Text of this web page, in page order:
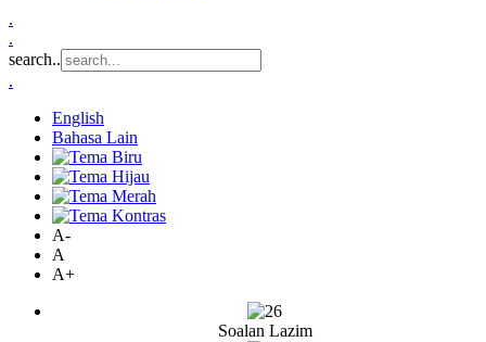
.
.
search..
.
English
Bahasa Lain
A-
A
A+
Soalan Lazim